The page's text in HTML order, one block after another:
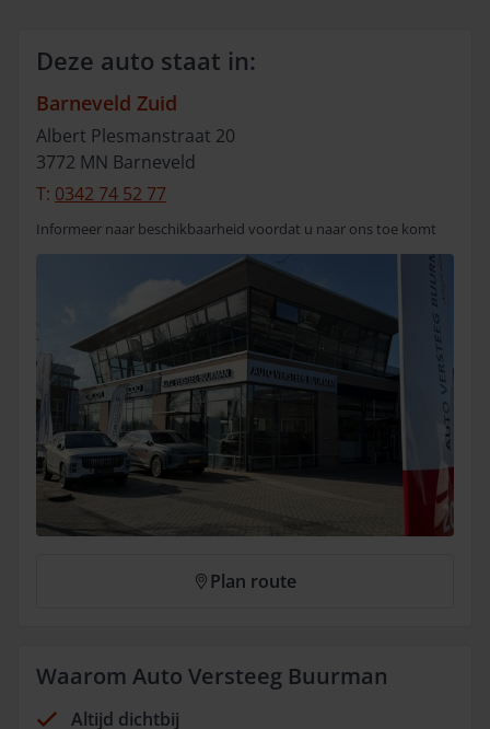
Deze auto staat in:
Barneveld Zuid
Albert Plesmanstraat 20
3772 MN Barneveld
T: 0342 74 52 77
Informeer naar beschikbaarheid voordat u naar ons toe komt
Plan route
Waarom Auto Versteeg Buurman
Altijd dichtbij